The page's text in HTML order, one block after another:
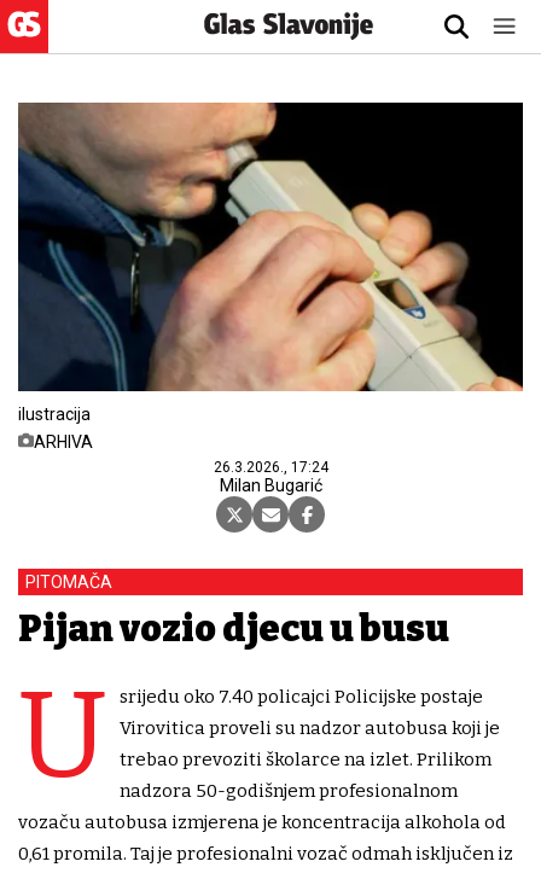
ilustracija
ARHIVA
26.3.2026., 17:24
Milan Bugarić
PITOMAČA
Pijan vozio djecu u busu
U
srijedu oko 7.40 policajci Policijske postaje
Virovitica proveli su nadzor autobusa koji je
trebao prevoziti školarce na izlet. Prilikom
nadzora 50-godišnjem profesionalnom
vozaču autobusa izmjerena je koncentracija alkohola od
0,61 promila. Taj je profesionalni vozač odmah isključen iz